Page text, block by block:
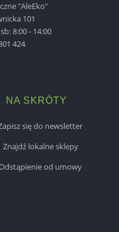
"AleEko"
101
8:00 - 14:00
424
NA SKRÓTY
się do newsletter
Znajdź lokalne sklepy
od umowy